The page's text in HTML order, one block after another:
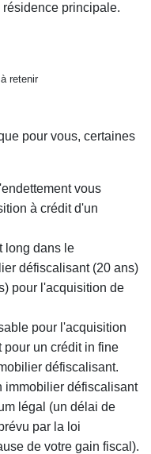
principale.
retenir
pour vous, certaines
vous
à crédit d'un
long dans le
défiscalisant (20 ans)
pour l'acquisition de
pour l'acquisition
un crédit in fine
défiscalisant.
immobilier défiscalisant
légal (un délai de
par la loi
de votre gain fiscal).